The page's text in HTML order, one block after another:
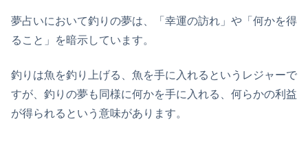
夢占いにおいて釣りの夢は、「幸運の訪れ」や「何かを得
ること」を暗示しています。
釣りは魚を釣り上げる、魚を手に入れるというレジャーで
すが、釣りの夢も同様に何かを手に入れる、何らかの利益
が得られるという意味があります。